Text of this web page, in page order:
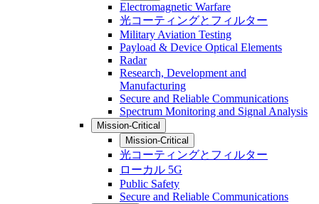
Electromagnetic Warfare
光コーティングとフィルター
Military Aviation Testing
Payload & Device Optical Elements
Radar
Research, Development and
Manufacturing
Secure and Reliable Communications
Spectrum Monitoring and Signal Analysis
Mission-Critical
Mission-Critical
光コーティングとフィルター
ローカル 5G
Public Safety
Secure and Reliable Communications